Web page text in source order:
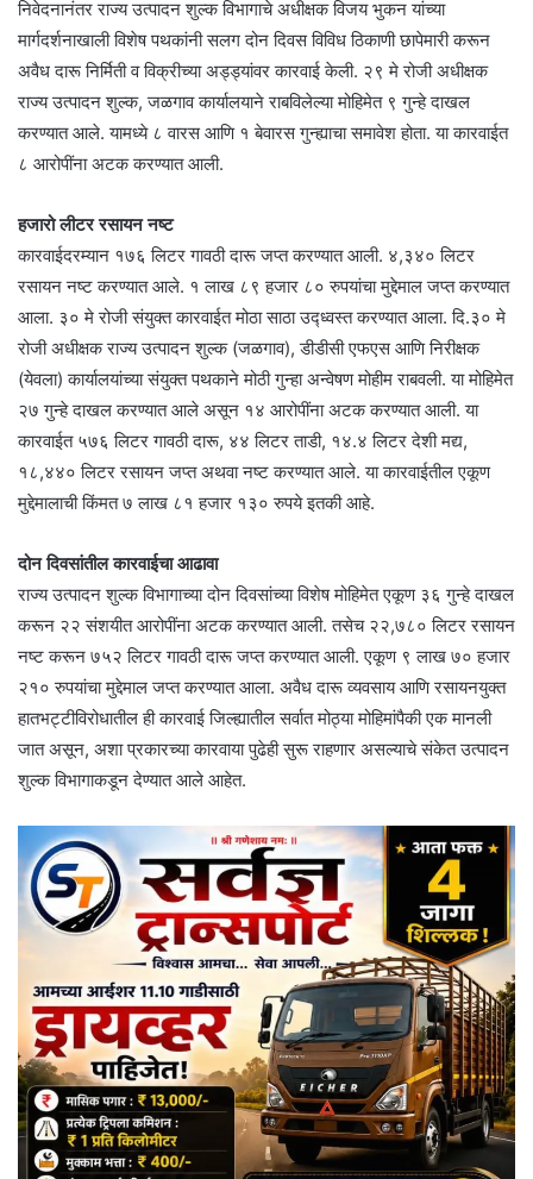
निवेदनानंतर राज्य उत्पादन शुल्क विभागाचे अधीक्षक विजय भुकन यांच्या
मार्गदर्शनाखाली विशेष पथकांनी सलग दोन दिवस विविध ठिकाणी छापेमारी करून
अवैध दारू निर्मिती व विक्रीच्या अड्ड्यांवर कारवाई केली. २९ मे रोजी अधीक्षक
राज्य उत्पादन शुल्क, जळगाव कार्यालयाने राबविलेल्या मोहिमेत ९ गुन्हे दाखल
करण्यात आले. यामध्ये ८ वारस आणि १ बेवारस गुन्ह्याचा समावेश होता. या कारवाईत
८ आरोपींना अटक करण्यात आली.
हजारो लीटर रसायन नष्ट
कारवाईदरम्यान १७६ लिटर गावठी दारू जप्त करण्यात आली. ४,३४० लिटर
रसायन नष्ट करण्यात आले. १ लाख ८९ हजार ८० रुपयांचा मुद्देमाल जप्त करण्यात
आला. ३० मे रोजी संयुक्त कारवाईत मोठा साठा उद्ध्वस्त करण्यात आला. दि.३० मे
रोजी अधीक्षक राज्य उत्पादन शुल्क (जळगाव), डीडीसी एफएस आणि निरीक्षक
(येवला) कार्यालयांच्या संयुक्त पथकाने मोठी गुन्हा अन्वेषण मोहीम राबवली. या मोहिमेत
२७ गुन्हे दाखल करण्यात आले असून १४ आरोपींना अटक करण्यात आली. या
कारवाईत ५७६ लिटर गावठी दारू, ४४ लिटर ताडी, १४.४ लिटर देशी मद्य,
१८,४४० लिटर रसायन जप्त अथवा नष्ट करण्यात आले. या कारवाईतील एकूण
मुद्देमालाची किंमत ७ लाख ८१ हजार १३० रुपये इतकी आहे.
दोन दिवसांतील कारवाईचा आढावा
राज्य उत्पादन शुल्क विभागाच्या दोन दिवसांच्या विशेष मोहिमेत एकूण ३६ गुन्हे दाखल
करून २२ संशयीत आरोपींना अटक करण्यात आली. तसेच २२,७८० लिटर रसायन
नष्ट करून ७५२ लिटर गावठी दारू जप्त करण्यात आली. एकूण ९ लाख ७० हजार
२१० रुपयांचा मुद्देमाल जप्त करण्यात आला. अवैध दारू व्यवसाय आणि रसायनयुक्त
हातभट्टीविरोधातील ही कारवाई जिल्ह्यातील सर्वात मोठ्या मोहिमांपैकी एक मानली
जात असून, अशा प्रकारच्या कारवाया पुढेही सुरू राहणार असल्याचे संकेत उत्पादन
शुल्क विभागाकडून देण्यात आले आहेत.